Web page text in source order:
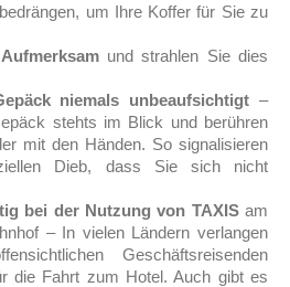
um Ihre Koffer für Sie zu
und strahlen Sie dies
niemals unbeaufsichtigt –
stehts im Blick und berühren
mit den Händen. So signalisieren
Dieb, dass Sie sich nicht
bei der Nutzung von TAXISam
– In vielen Ländern verlangen
Geschäftsreisenden
die Fahrt zum Hotel. Auch gibt es